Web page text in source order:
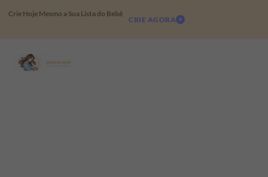
Crie Hoje Mesmo a Sua Lista do Bebê
CRIE AGORA